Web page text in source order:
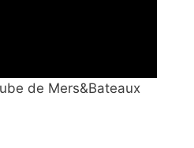
de Mers&Bateaux